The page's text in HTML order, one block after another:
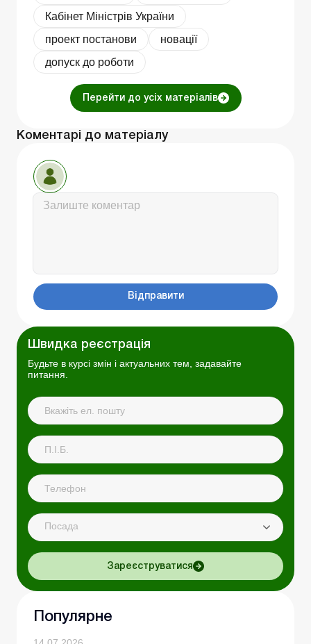
Кабінет Міністрів України
проект постанови
новації
допуск до роботи
Перейти до усіх матеріалів
Коментарі до матеріалу
Відправити
Швидка реєстрація
Будьте в курсі змін і актуальних тем, задавайте
питання.
Посада
Зареєструватися
Популярне